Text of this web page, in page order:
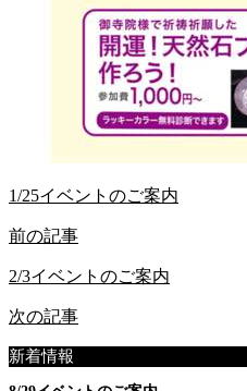
1/25イベントのご案内
前の記事
2/3イベントのご案内
次の記事
新着情報